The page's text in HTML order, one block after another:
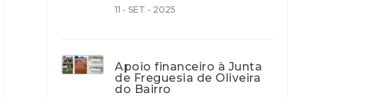
11 - SET - 2025
Apoio financeiro à Junta
de Freguesia de Oliveira
do Bairro